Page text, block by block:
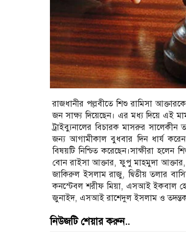
রাজধানীর পল্লবীতে শিশু রামিসা
জন সাক্ষ্য দিয়েছেন। এর মধ্য দিয়ে এই
ট্রাইব্যুনালের বিচারক মাসরুর সালেকীন
জন্য আগামীকাল বুধবার দিন ধার্য
বিষয়টি নিশ্চিত করেছেন।সাক্ষীরা
বোন রাইসা আক্তার, ফুপু মাহমুদা আক্তার,
জাকিরুল ইসলাম রাজু, দ্বিতীয় তলার
কনস্টেবল শরীফ মিয়া, এসআই ইকবাল
জুনাইদ, এসআই রাশেদুল ইসলাম ও
নিউজটি শেয়ার করুন..